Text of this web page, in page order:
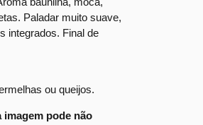
Paladar muito suave,
integrados. Final de
ou queijos.
imagem pode não